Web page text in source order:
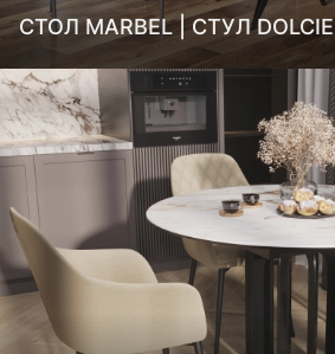
СТОЛ MARBEL | СТУЛ DOLCIE